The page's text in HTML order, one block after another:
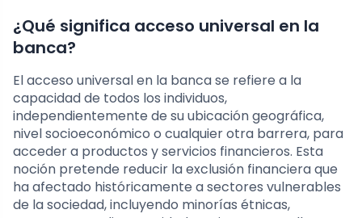
¿Qué significa acceso universal en la
banca?
El acceso universal en la banca se refiere a la
capacidad de todos los individuos,
independientemente de su ubicación geográfica,
nivel socioeconómico o cualquier otra barrera, para
acceder a productos y servicios financieros. Esta
noción pretende reducir la exclusión financiera que
ha afectado históricamente a sectores vulnerables
de la sociedad, incluyendo minorías étnicas,